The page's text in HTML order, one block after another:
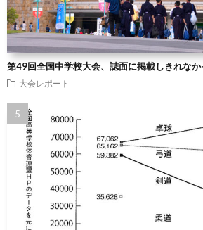
第49回全国中学校大会、誌面に掲載しきれな
大会レポート